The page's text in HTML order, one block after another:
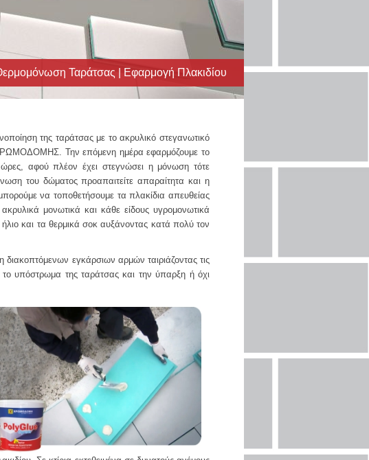
Ταράτσας | Εφαρμογή Πλακιδίου
της ταράτσας με το ακρυλικό στεγανωτικό
Την επόμενη ημέρα εφαρμόζουμε το
αφού πλέον έχει στεγνώσει η μόνωση τότε
του δώματος προαπαιτείτε απαραίτητα και η
να τοποθετήσουμε τα πλακίδια απευθείας
μονωτικά και κάθε είδους υγρομονωτικά
και τα θερμικά σοκ αυξάνοντας κατά πολύ τον
εγκάρσιων αρμών ταιριάζοντας τις
υπόστρωμα της ταράτσας και την ύπαρξη ή όχι